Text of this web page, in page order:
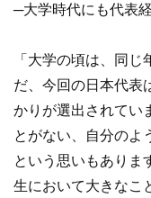
─大学時代にも代表
「大学の頃は、同
だ、今回の日本代表
かりが選出されてい
とがない、自分のよ
という思いもありま
生において大きなこ